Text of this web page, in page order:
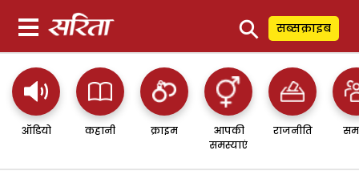
⚲ सब्सक्राइब
ऑडियो कहानी क्राइम
आपकी
समस्याएं
राजनीति